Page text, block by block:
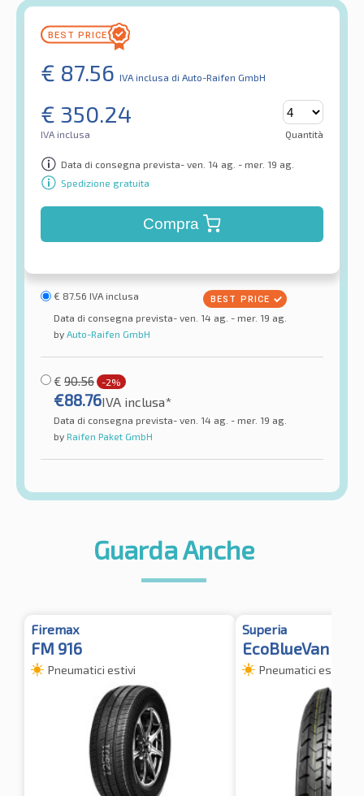
€ 87.56 IVA inclusa di Auto-Raifen GmbH
€ 350.24
IVA inclusa Quantità
Data di consegna prevista- ven. 14 ag. - mer. 19 ag.
Spedizione gratuita
Compra
€ 87.56 IVA inclusa
Data di consegna prevista- ven. 14 ag. - mer. 19 ag.
by Auto-Raifen GmbH
€ 90.56 -2%
€88.76IVA inclusa*
Data di consegna prevista- ven. 14 ag. - mer. 19 ag.
by Raifen Paket GmbH
Guarda Anche
Firemax
FM 916
Pneumatici estivi
Superia
EcoBlueVan 2
Pneumatici estivi